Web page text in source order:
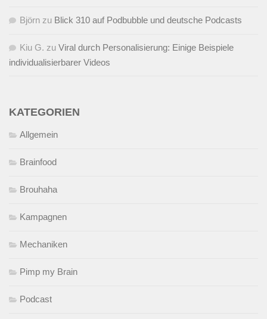
Björn zu Blick 310 auf Podbubble und deutsche Podcasts
Kiu G. zu Viral durch Personalisierung: Einige Beispiele
individualisierbarer Videos
KATEGORIEN
Allgemein
Brainfood
Brouhaha
Kampagnen
Mechaniken
Pimp my Brain
Podcast